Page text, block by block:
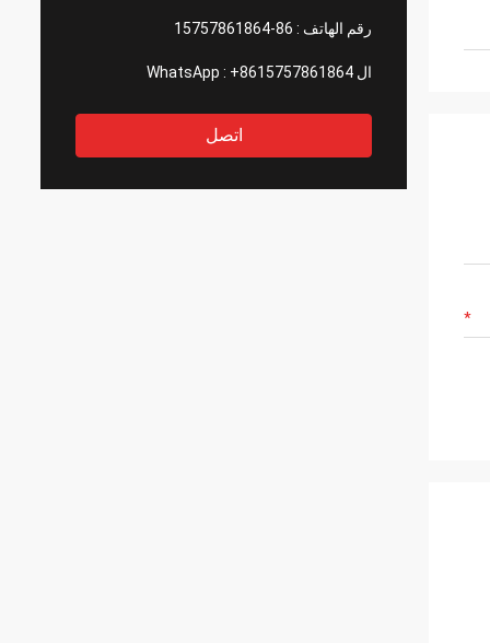
رقم الهاتف : 86-15757861864
ال WhatsApp : +8615757861864
اتصل